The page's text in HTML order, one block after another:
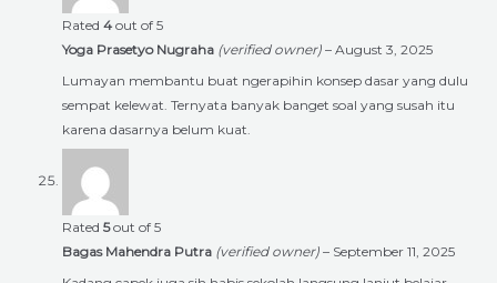
Rated 4 out of 5
Yoga Prasetyo Nugraha (verified owner) – August 3, 2025
Lumayan membantu buat ngerapihin konsep dasar yang dulu
sempat kelewat. Ternyata banyak banget soal yang susah itu
karena dasarnya belum kuat.
Rated 5out of 5
Bagas Mahendra Putra (verified owner) – September 11, 2025